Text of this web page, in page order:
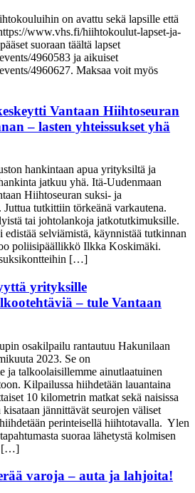
on avattu sekä lapsille että
www.vhs.fi/hiihtokoulut-lapset-ja-
suoraan täältä lapset
4960583 ja aikuiset
4960627. Maksaa voit myös
Vantaan Hiihtoseuran
– lasten yhteissukset yhä
hankintaan apua yrityksiltä ja
jatkuu yhä. Itä-Uudenmaan
Hiihtoseuran suksi- ja
tutkittiin törkeänä varkautena.
tai johtolankoja jatkotutkimuksille.
selviämistä, käynnistää tutkinnan
poliisipäällikkö Ilkka Koskimäki.
[…]
yrityksille
– tule Vantaan
osakilpailu rantautuu Hakunilaan
2023. Se on
ja talkoolaisillemme ainutlaatuinen
Kilpailussa hiihdetään lauantaina
10 kilometrin matkat sekä naisissa
jännittävät seurojen väliset
perinteisellä hiihtotavalla. Ylen
suoraa lähetystä kolmisen
[…]
varoja – auta ja lahjoita!